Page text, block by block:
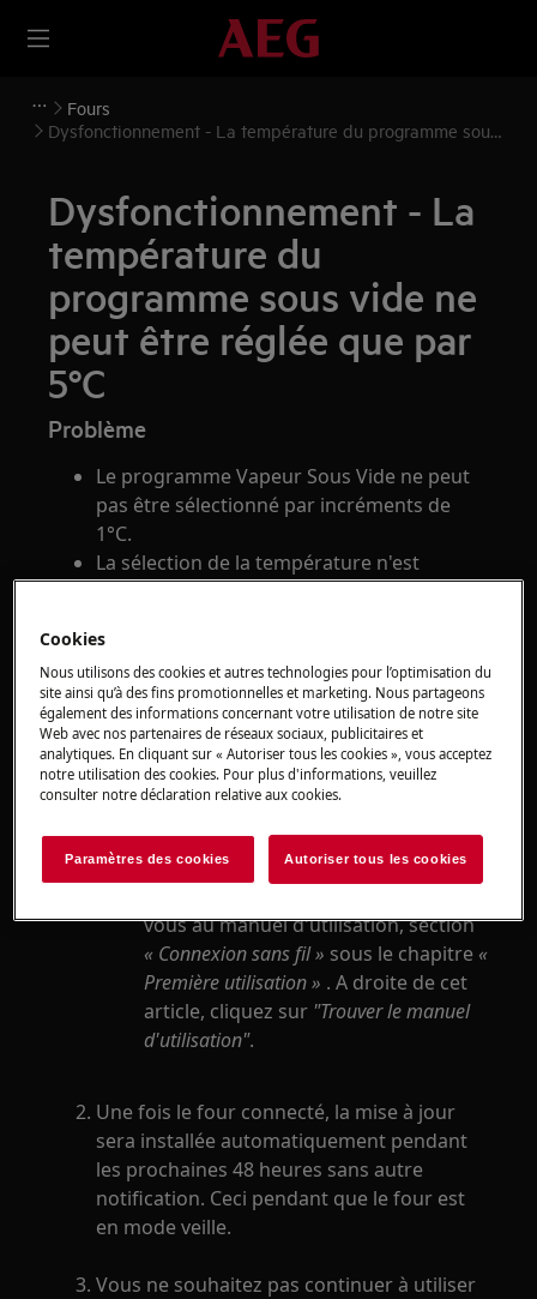
Fours
Dysfonctionnement - La température du programme sous
Dysfonctionnement - La
température du
programme sous vide ne
peut être réglée que par
5°C
Problème
Le programme Vapeur Sous Vide ne peut
pas être sélectionné par incréments de
1°C.
La sélection de la température n'est
S'applique à
Fours à vapeur avec fonction Sous Vide
Solution
Le four doit être connecté au Wi-Fi via
une application pour smartphone.
vous au manuel d'utilisation, section
« Connexion sans fil » sous le chapitre «
Première utilisation » . A droite de cet
article, cliquez sur "Trouver le manuel
d'utilisation".
Une fois le four connecté, la mise à jour
sera installée automatiquement pendant
les prochaines 48 heures sans autre
notification. Ceci pendant que le four est
en mode veille.
Vous ne souhaitez pas continuer à utiliser
Cookies
Nous utilisons des cookies et autres technologies pour l’optimisation du
site ainsi qu’à des fins promotionnelles et marketing. Nous partageons
également des informations concernant votre utilisation de notre site
Web avec nos partenaires de réseaux sociaux, publicitaires et
analytiques. En cliquant sur « Autoriser tous les cookies », vous acceptez
notre utilisation des cookies. Pour plus d'informations, veuillez
consulter notre déclaration relative aux cookies.
Paramètres des cookies Autoriser tous les cookies